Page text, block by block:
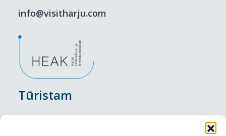
info@visitharju.com
Tūristam